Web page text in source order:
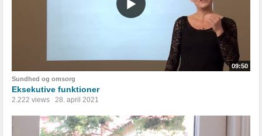
09:50
Sundhed og omsorg
Eksekutive funktioner
2.222 views 28. april 2021